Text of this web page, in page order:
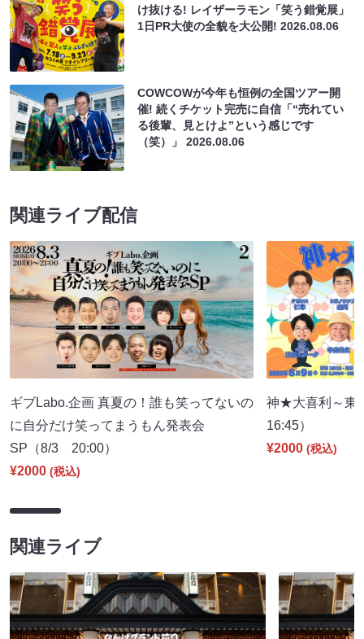
け抜ける! レイザーラモン「笑う錯覚展」
1日PR大使の全貌を大公開!2026.08.06
COWCOWが今年も恒例の全国ツアー開
催! 続くチケット完売に自信「“売れてい
る後輩、見とけよ”という感じです
（笑）」2026.08.06
関連ライブ配信
ギブLabo.企画 真夏の！誰も笑ってないの
に自分だけ笑ってまうもん発表会
SP（8/3 20:00）
¥2000 (税込)
神★大喜利～
16:45）
¥2000 (税込)
関連ライブ